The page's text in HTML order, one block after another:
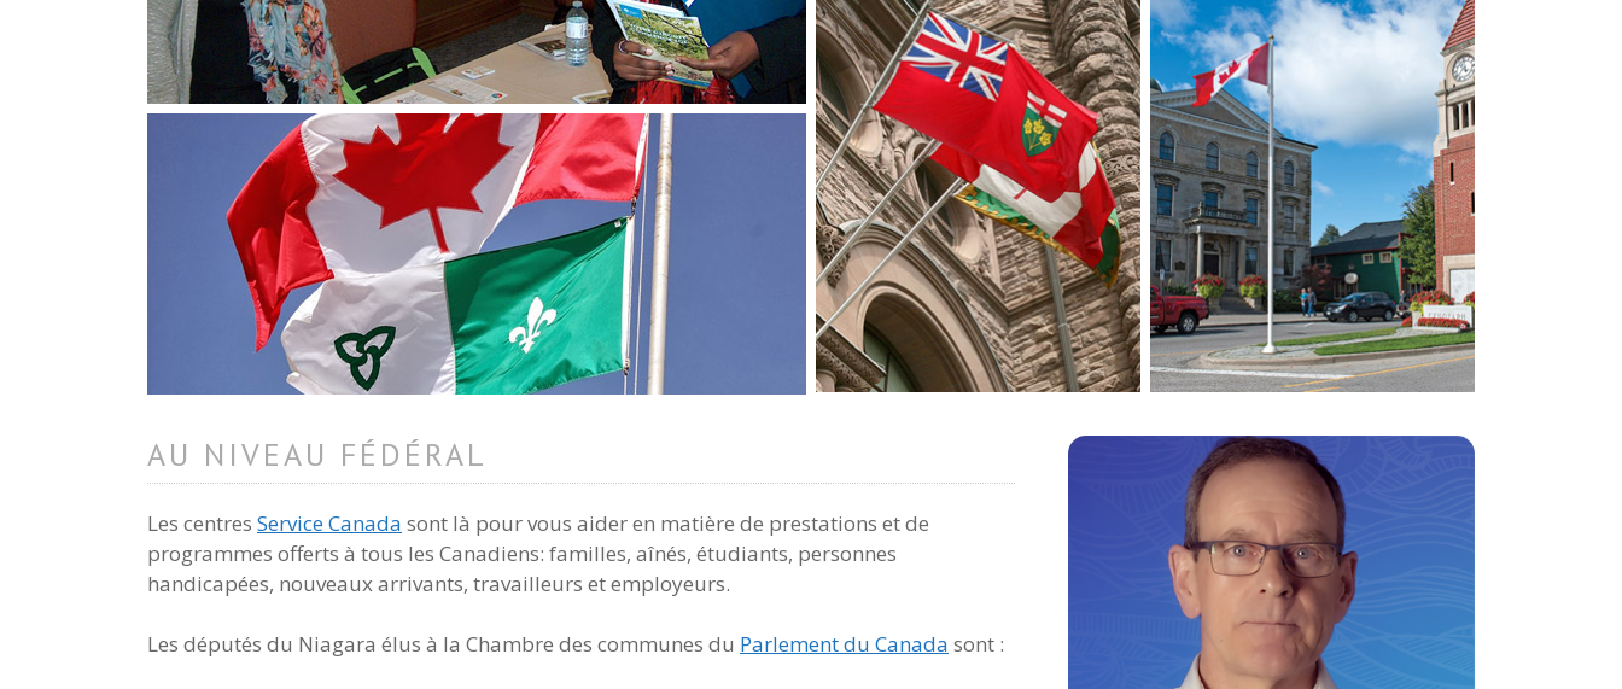
AU NIVEAU FÉDÉRAL
Les centres Service Canada sont là pour vous aider en matière de prestations et de
programmes offerts à tous les Canadiens: familles, aînés, étudiants, personnes
handicapées, nouveaux arrivants, travailleurs et employeurs.
Les députés du Niagara élus à la Chambre des communes du Parlement du Canada sont :